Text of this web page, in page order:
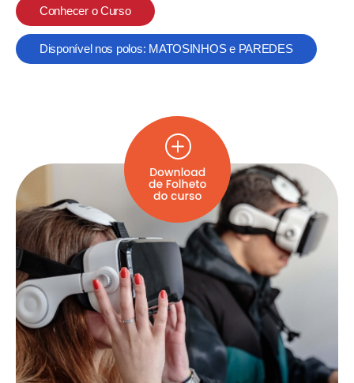
Conhecer o Curso
Disponível nos polos: MATOSINHOS e PAREDES